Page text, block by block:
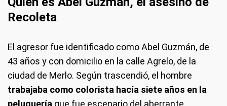
Recoleta
El agresor fue identificado como Abel Guzmán, de
43 años y con domicilio en la calle Agrelo, de la
ciudad de Merlo. Según trascendió, el hombre
trabajaba como colorista hacía siete años en la
peluquería que fue escenario del aberrante